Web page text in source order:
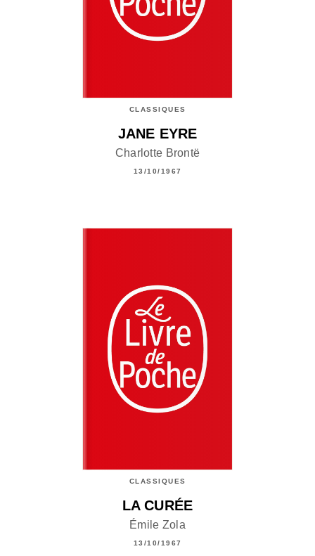
CLASSIQUES
JANE EYRE
Charlotte Brontë
13/10/1967
CLASSIQUES
LA CURÉE
Émile Zola
13/10/1967